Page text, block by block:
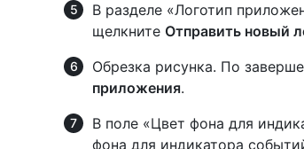
В разделе «Логотип
щелкните Отправить новый
Обрезка рисунка. По
приложения.
В поле «Цвет фона для
фона для индикатора